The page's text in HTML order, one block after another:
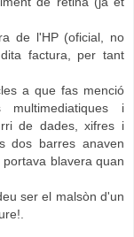
de l'HP (oficial, no
factura, per tant
a que fas menció
multimediatiques i
de dades, xifres i
dos barres anaven
blavera quan
ser el malsòn d'un